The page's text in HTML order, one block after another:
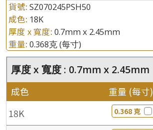
貨號: SZ070245PSH50
成色: 18K
厚度 x 寬度: 0.7mm x 2.45mm
重量: 0.368克(每寸)
厚度 x 寬度 : 0.7mm x 2.45mm
成色 重量 (每寸)
18K 0.368 克